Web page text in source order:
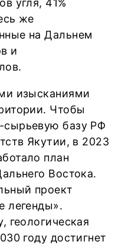
угля, 41%
же
на Дальнем
и
изысканиями
Чтобы
сырьевую базу РФ
Якутии, в 2023
план
Востока.
проект
легенды».
геологическая
году достигнет